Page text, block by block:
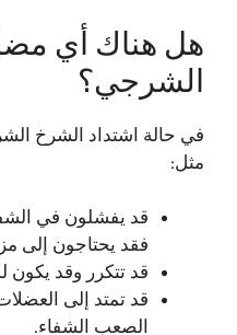
هل هناك أي
الشرجي؟
في حالة اشتداد الشرخ
مثل:
قد يفشلون في
فقد يحتاجون إلى
قد تتكرر وقد يكون
قد تمتد إلى
الصعب الشفاء.